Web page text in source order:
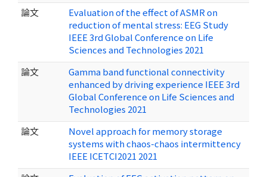
論文
Evaluation of the effect of ASMR on
reduction of mental stress: EEG Study
IEEE 3rd Global Conference on Life
Sciences and Technologies 2021
論文
Gamma band functional connectivity
enhanced by driving experience IEEE 3rd
Global Conference on Life Sciences and
Technologies 2021
論文
Novel approach for memory storage
systems with chaos-chaos intermittency
IEEE ICETCI2021 2021